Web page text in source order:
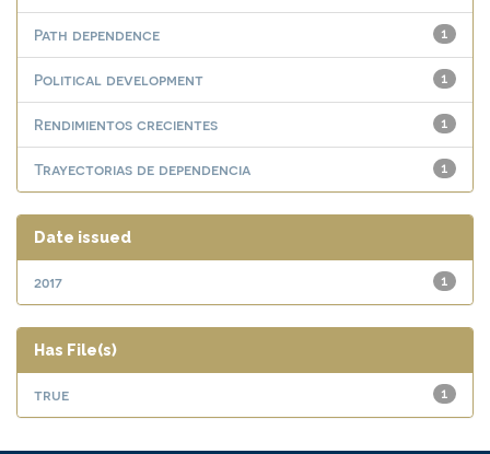
1
Path dependence
1
Political development
1
Rendimientos crecientes
1
Trayectorias de dependencia
Date issued
1
2017
Has File(s)
1
true